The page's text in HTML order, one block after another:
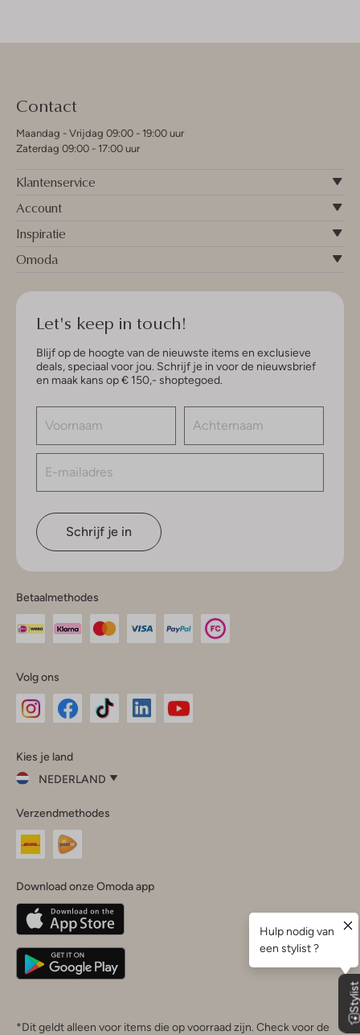
Contact
Maandag - Vrijdag 09:00 - 19:00 uur
Zaterdag 09:00 - 17:00 uur
Klantenservice
Account
Inspiratie
Omoda
Let's keep in touch!
Blijf op de hoogte van de nieuwste items en exclusieve
deals, speciaal voor jou. Schrijf je in voor de nieuwsbrief
en maak kans op € 150,- shoptegoed.
Schrijf je in
Betaalmethodes
Volg ons
InstagramFacebook
Kies je land
NEDERLAND
je
land
Nederland
Belgique(Français)
Deutschland
Verzendmethodes
Download onze Omoda app
*Dit geldt alleen voor items die op voorraad zijn. Check voor de